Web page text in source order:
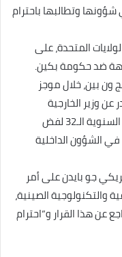
وتطالبها باحترام
المتحدة، على
ضد حكومة بكين.
ون بين، خلال موجز
وزير الخارجية
الأمريكي أنتوني بلينكن بمناسبة الذكرى السنوية الـ32 لفض
في الشؤون الداخلية
جو بايدن على أمر
والتكنولوجية الصينية،
عن هذا القرار و”احترام